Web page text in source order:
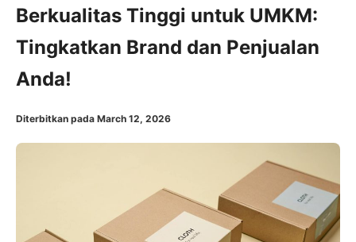
Berkualitas Tinggi untuk UMKM:
Tingkatkan Brand dan Penjualan
Anda!
Diterbitkan pada March 12, 2026